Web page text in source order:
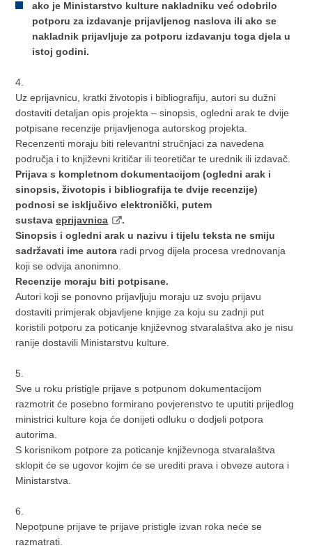
ako je Ministarstvo kulture nakladniku već odobrilo
potporu za izdavanje prijavljenog naslova ili ako se
nakladnik prijavljuje za potporu izdavanju toga djela u
istoj godini.
4.
Uz eprijavnicu, kratki životopis i bibliografiju, autori su dužni
dostaviti detaljan opis projekta – sinopsis, ogledni arak te dvije
potpisane recenzije prijavljenoga autorskog projekta.
Recenzenti moraju biti relevantni stručnjaci za navedena
područja i to književni kritičar ili teoretičar te urednik ili izdavač.
Prijava s kompletnom dokumentacijom (ogledni arak i
sinopsis, životopis i bibliografija te dvije recenzije)
podnosi se isključivo elektronički, putem
sustavaeprijavnica
.
Sinopsis i ogledni arak u nazivu i tijelu teksta ne smiju
sadržavati ime autora radi prvog dijela procesa vrednovanja
koji se odvija anonimno.
Recenzije moraju biti potpisane.
Autori koji se ponovno prijavljuju moraju uz svoju prijavu
dostaviti primjerak objavljene knjige za koju su zadnji put
koristili potporu za poticanje književnog stvaralaštva ako je nisu
ranije dostavili Ministarstvu kulture.
5.
Sve u roku pristigle prijave s potpunom dokumentacijom
razmotrit će posebno formirano povjerenstvo te uputiti prijedlog
ministrici kulture koja će donijeti odluku o dodjeli potpora
autorima.
S korisnikom potpore za poticanje književnoga stvaralaštva
sklopit će se ugovor kojim će se urediti prava i obveze autora i
Ministarstva.
6.
Nepotpune prijave te prijave pristigle izvan roka neće se
razmatrati.